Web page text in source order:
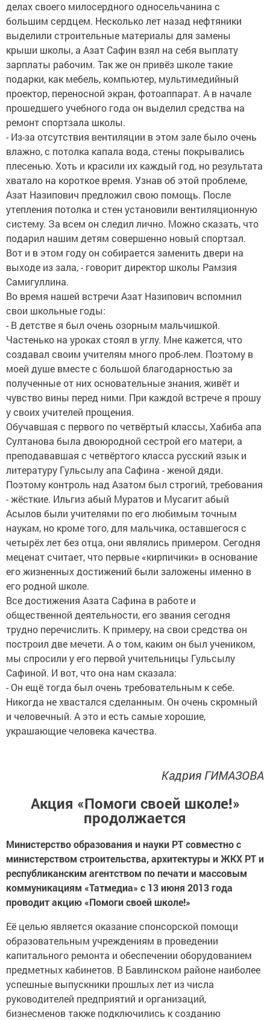
делах своего милосердного односельчанина с
большим сердцем. Несколько лет назад нефтяники
выделили строительные материалы для замены
крыши школы, а Азат Сафин взял на себя выплату
зарплаты рабочим. Так же он привёз школе такие
подарки, как мебель, компьютер, мультимедийный
проектор, переносной экран, фотоаппарат. А в начале
прошедшего учебного года он выделил средства на
ремонт спортзала школы.
- Из-за отсутствия вентиляции в этом зале было очень
влажно, с потолка капала вода, стены покрывались
плесенью. Хоть и красили их каждый год, но результата
хватало на короткое время. Узнав об этой проблеме,
Азат Назипович предложил свою помощь. После
утепления потолка и стен установили вентиляционную
систему. За всем он следил лично. Можно сказать, что
подарил нашим детям совершенно новый спортзал.
Вот и в этом году он собирается заменить двери на
выходе из зала, - говорит директор школы Рамзия
Самигуллина.
Во время нашей встречи Азат Назипович вспомнил
свои школьные годы:
- В детстве я был очень озорным мальчишкой.
Частенько на уроках стоял в углу. Мне кажется, что
создавал своим учителям много проб-лем. Поэтому в
моей душе вместе с большой благодарностью за
полученные от них основательные знания, живёт и
чувство вины перед ними. При каждой встрече я прошу
у своих учителей прощения.
Обучавшая с первого по четвёртый классы, Хабиба апа
Султанова была двоюродной сестрой его матери, а
преподававшая с четвёртого класса русский язык и
литературу Гульсылу апа Сафина - женой дяди.
Поэтому контроль над Азатом был строгий, требования
- жёсткие. Ильгиз абый Муратов и Мусагит абый
Асылов были учителями по его любимым точным
наукам, но кроме того, для мальчика, оставшегося с
четырёх лет без отца, они являлись примером. Сегодня
меценат считает, что первые «кирпичики» в основание
его жизненных достижений были заложены именно в
его родной школе.
Все достижения Азата Сафина в работе и
общественной деятельности, его звания сегодня
трудно перечислить. К примеру, на свои средства он
построил две мечети. А о том, каким он был учеником,
мы спросили у его первой учительницы Гульсылу
Сафиной. И вот, что она нам сказала:
- Он ещё тогда был очень требовательным к себе.
Никогда не хвастался сделанным. Он очень скромный
и человечный. А это и есть самые хорошие,
украшающие человека качества.
Кадрия ГИМАЗОВА
Акция «Помоги своей школе!»
продолжается
Министерство образования и науки РТ совместно с
министерством строительства, архитектуры и ЖКХ РТ и
республиканским агентством по печати и массовым
коммуникациям «Татмедиа» с 13 июня 2013 года
проводит акцию «Помоги своей школе!»
Её целью является оказание спонсорской помощи
образовательным учреждениям в проведении
капитального ремонта и обеспечении оборудованием
предметных кабинетов. В Бавлинском районе наиболее
успешные выпускники прошлых лет из числа
руководителей предприятий и организаций,
бизнесменов также подключились к созданию